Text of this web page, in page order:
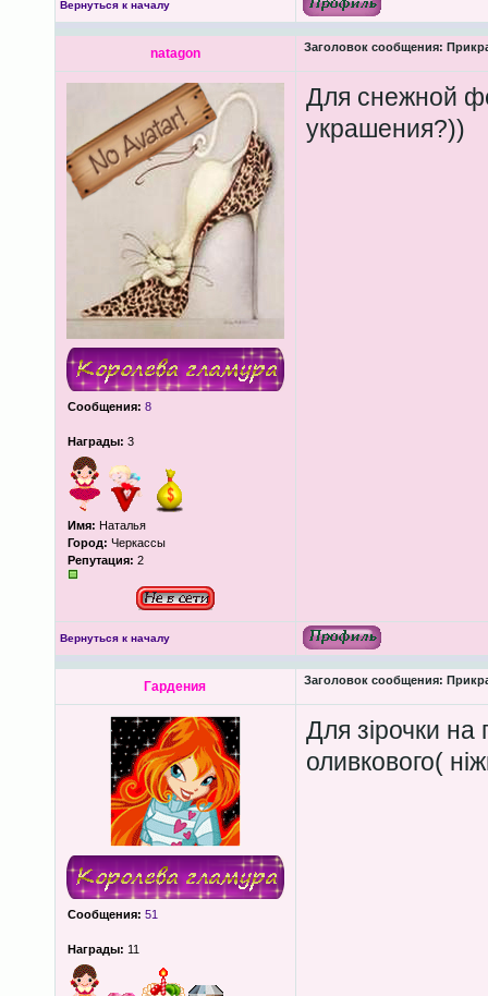
Вернуться к началу
natagon Заголовок сообщения:
Сообщения: 8
Награды: 3
Имя: Наталья
Город: Черкассы
Репутация: 2
Для снежной
украшения?))
Вернуться к началу
Гардения Заголовок сообщения:
Сообщения: 51
Награды: 11
Для зірочки на
оливкового(